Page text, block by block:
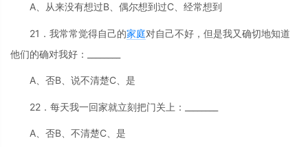
A、从来没有想过B、偶尔想到过C、经常想到
21．我常常觉得自己的家庭对自己不好，但是我又确切地知道
他们的确对我好：________
A、否B、说不清楚C、是
22．每天我一回家就立刻把门关上：________
A、否B、不清楚C、是